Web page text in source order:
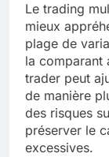
Le trading
mieux
plage de
la comparant
trader peut
de manière
des risques
préserver le
excessives.